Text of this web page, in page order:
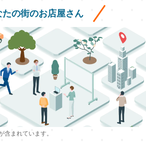
たの街のお店屋さん
含まれています。